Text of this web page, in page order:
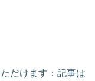
だけます：記事は